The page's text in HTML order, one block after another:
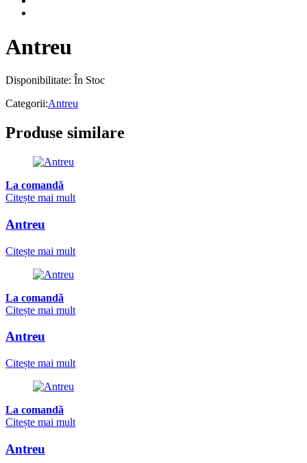
Antreu
Disponibilitate: În Stoc
Categorii:Antreu
Produse similare
La comandă
Citește mai mult
Antreu
Citește mai mult
La comandă
Citește mai mult
Antreu
Citește mai mult
La comandă
Citește mai mult
Antreu